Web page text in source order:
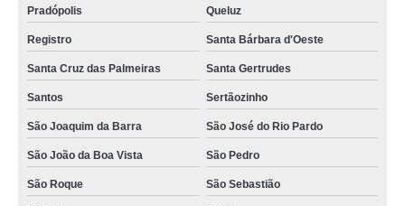
Pradópolis Queluz
Registro Santa Bárbara d'Oeste
Santa Cruz das Palmeiras Santa Gertrudes
Santos Sertãozinho
São Joaquim da Barra São José do Rio Pardo
São João da Boa Vista São Pedro
São Roque São Sebastião